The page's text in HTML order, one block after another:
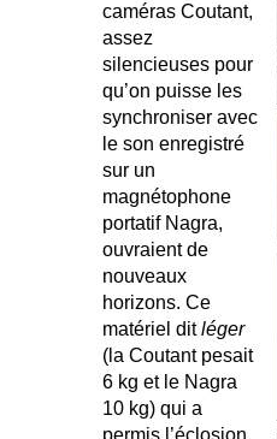
caméras Coutant,
assez
silencieuses pour
qu’on puisse les
synchroniser avec
le son enregistré
sur un
magnétophone
portatif Nagra,
ouvraient de
nouveaux
horizons. Ce
matériel ditléger
(la Coutant pesait
6 kg et le Nagra
10 kg) qui a
permis l’éclosion